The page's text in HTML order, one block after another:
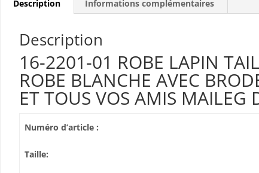
Description Informations complémentaires
Description
16-2201-01 ROBE LAPIN
ROBE BLANCHE AVEC
ET TOUS VOS AMIS MAILEG
Numéro d’article :
Taille: